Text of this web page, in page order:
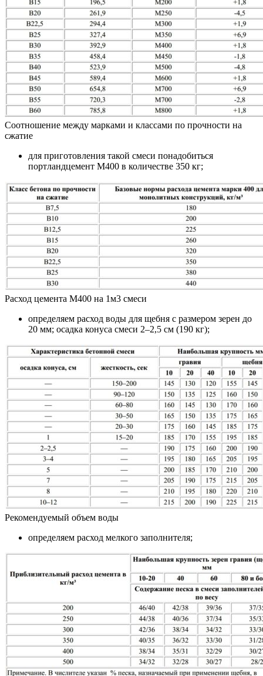
Соотношение между марками и классами по прочности на
сжатие
для приготовления такой смеси понадобиться
портландцемент М400 в количестве 350 кг;
Расход цемента М400 на 1м3 смеси
определяем расход воды для щебня с размером зерен до
20 мм; осадка конуса смеси 2–2,5 см (190 кг);
Рекомендуемый объем воды
определяем расход мелкого заполнителя;